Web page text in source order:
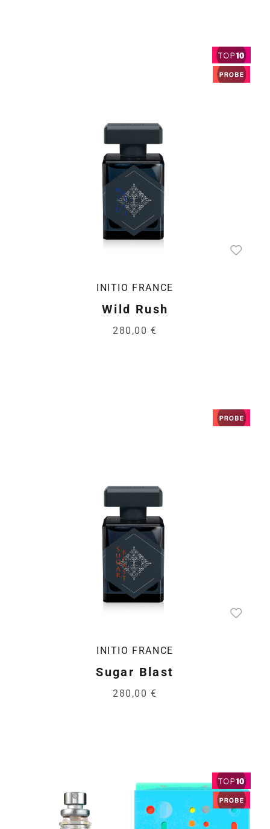
INITIO FRANCE
Wild Rush
280,00 €
INITIO FRANCE
Sugar Blast
280,00 €